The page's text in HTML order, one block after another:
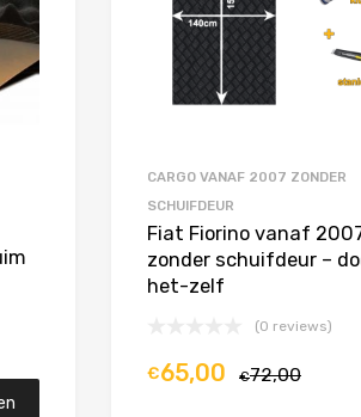
CARGO VANAF 2007 ZONDER
SCHUIFDEUR
Fiat Fiorino vanaf
zonder schuifdeur –
het-zelf
(0 reviews)
€72,00
€65,00